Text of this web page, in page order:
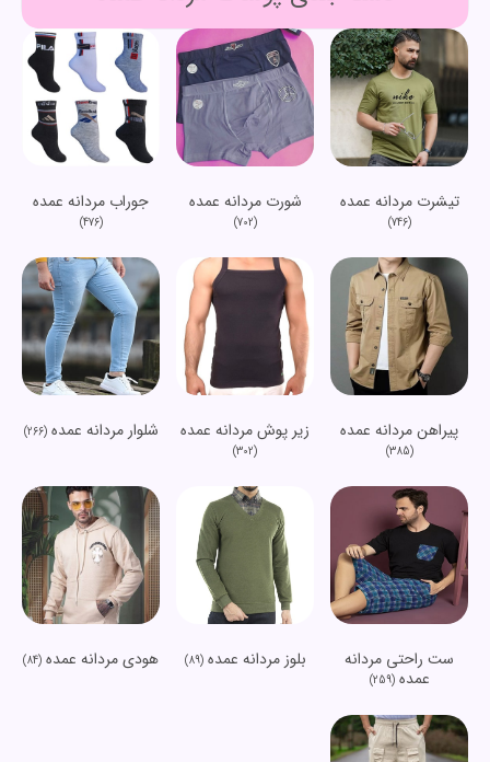
تیشرت مردانه عمده
(746)
شورت مردانه عمده
(702)
جوراب مردانه عمده
(476)
پیراهن مردانه عمده
(385)
زیر پوش مردانه عمده
(302)
شلوار مردانه عمده(266)
ست راحتی مردانه
عمده(259)
بلوز مردانه عمده(89) هودی مردانه عمده (84)